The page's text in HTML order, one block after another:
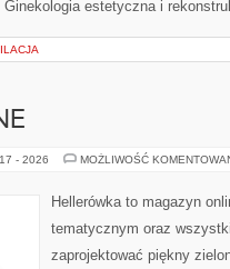
Ginekologia estetyczna i
- 2026 MOŻLIWOŚĆ
Hellerówka to magazyn
tematycznym oraz
zaprojektować piękny